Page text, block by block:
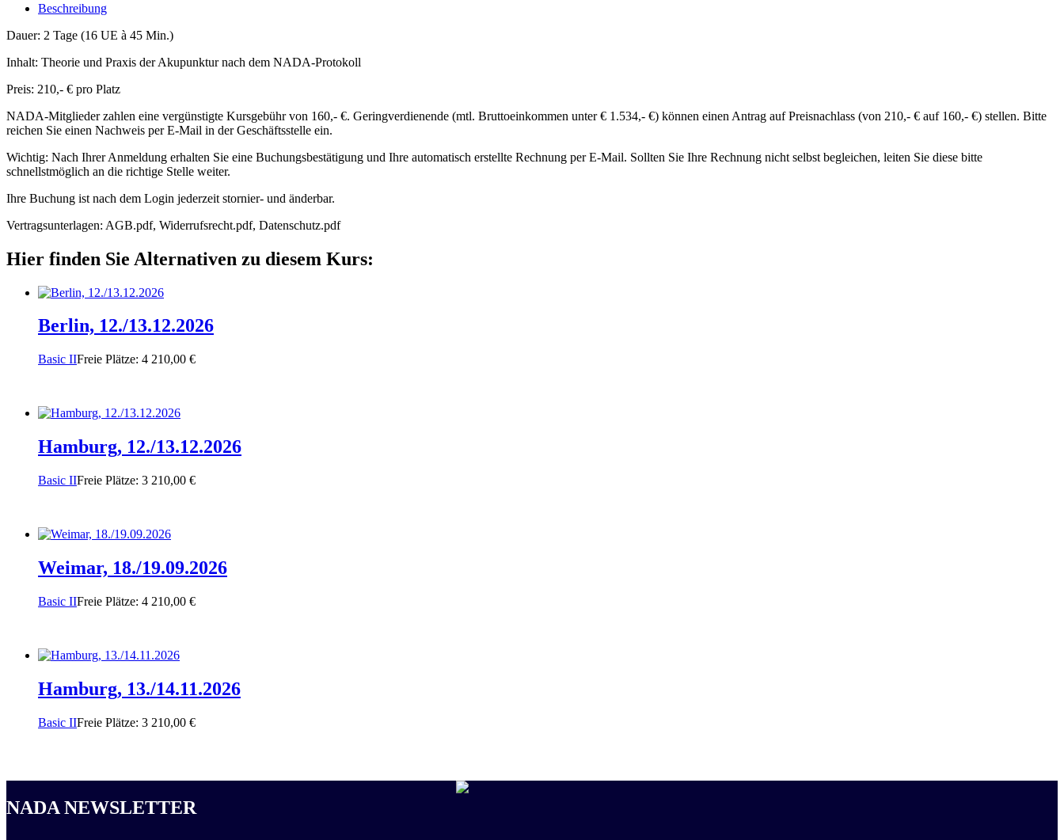
Beschreibung
Dauer: 2 Tage (16 UE à 45 Min.)
Inhalt: Theorie und Praxis der Akupunktur nach dem NADA-Protokoll
Preis: 210,- € pro Platz
NADA-Mitglieder zahlen eine vergünstigte Kursgebühr von 160,- €. Geringverdienende (mtl. Bruttoeinkommen unter € 1.534,- €) können einen Antrag auf Preisnachlass (von 210,- € auf 160,- €) stellen. Bitte
reichen Sie einen Nachweis per E-Mail in der Geschäftsstelle ein.
Wichtig: Nach Ihrer Anmeldung erhalten Sie eine Buchungsbestätigung und Ihre automatisch erstellte Rechnung per E-Mail. Sollten Sie Ihre Rechnung nicht selbst begleichen, leiten Sie diese bitte
schnellstmöglich an die richtige Stelle weiter.
Ihre Buchung ist nach dem Login jederzeit stornier- und änderbar.
Vertragsunterlagen: AGB.pdf, Widerrufsrecht.pdf, Datenschutz.pdf
Hier finden Sie Alternativen zu diesem Kurs:
Berlin, 12./13.12.2026
Basic IIFreie Plätze: 4 210,00 €
Hamburg, 12./13.12.2026
Basic IIFreie Plätze: 3 210,00 €
Weimar, 18./19.09.2026
Basic IIFreie Plätze: 4 210,00 €
Hamburg, 13./14.11.2026
Basic IIFreie Plätze: 3 210,00 €
NADA NEWSLETTER